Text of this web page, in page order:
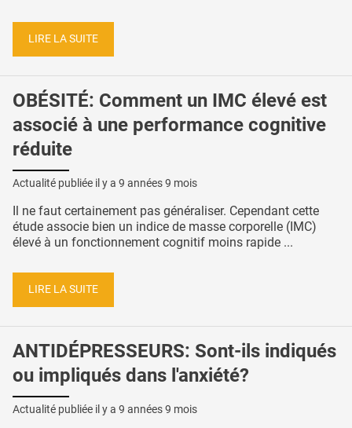
LIRE LA SUITE
OBÉSITÉ: Comment un IMC élevé est
associé à une performance cognitive
réduite
Actualité publiée il y a 9 années 9 mois
Il ne faut certainement pas généraliser. Cependant cette
étude associe bien un indice de masse corporelle (IMC)
élevé à un fonctionnement cognitif moins rapide ...
LIRE LA SUITE
ANTIDÉPRESSEURS: Sont-ils indiqués
ou impliqués dans l'anxiété?
Actualité publiée il y a 9 années 9 mois